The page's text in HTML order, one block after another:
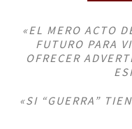
«EL MERO ACTO
FUTURO PARA
OFRECER
«SI “GUERRA”